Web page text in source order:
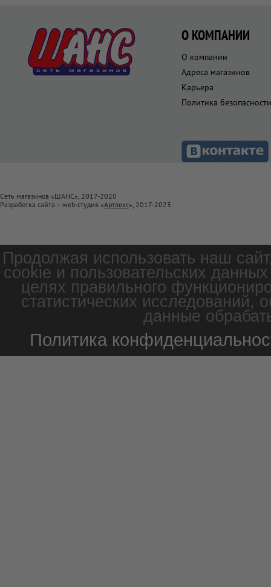
О КОМПАНИИ
О компании
Адреса магазинов
Карьера
Политика безопасности
Сеть магазинов «ШАНС», 2017-2020
Разработка сайта – web-студия «Артлекс», 2017-2023
Продолжая использовать наш
cookie и пользовательских
целях правильного
статистических
данные
Политика